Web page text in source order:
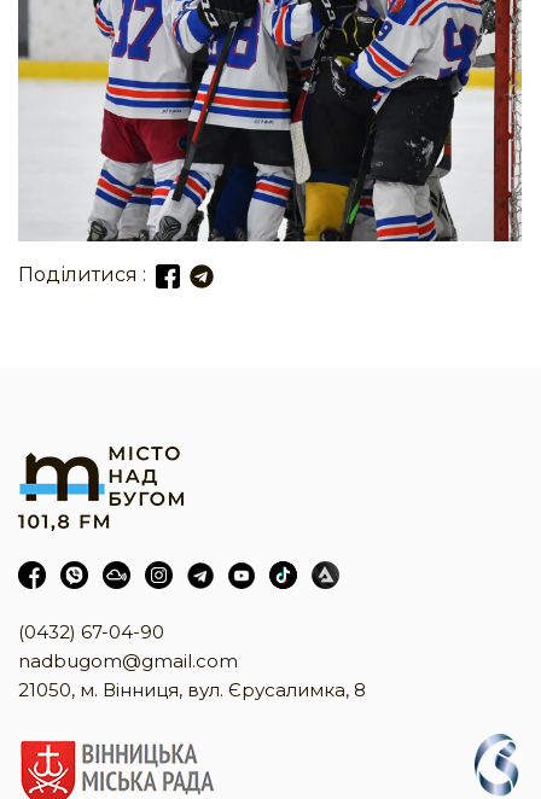
Поділитися :
(0432) 67-04-90
nadbugom@gmail.com
21050, м. Вінниця, вул. Єрусалимка, 8